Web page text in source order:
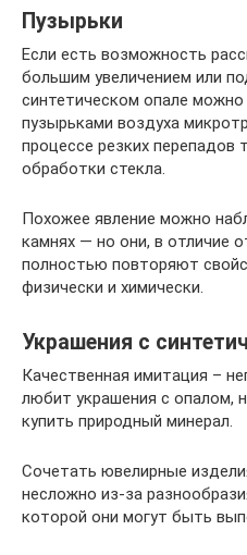
Пузырьки
Если есть возможность
большим увеличением или
синтетическом опале
пузырьками воздуха
процессе резких перепадов
обработки стекла.
Похожее явление можно
камнях — но они, в отличие
полностью повторяют
физически и химически.
Украшения с
Качественная имитация –
любит украшения с опалом,
купить природный минерал.
Сочетать ювелирные
несложно из-за
которой они могут быть